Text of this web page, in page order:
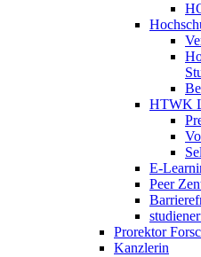
HTWK
E-
Peer
Prorektor
Kanzlerin